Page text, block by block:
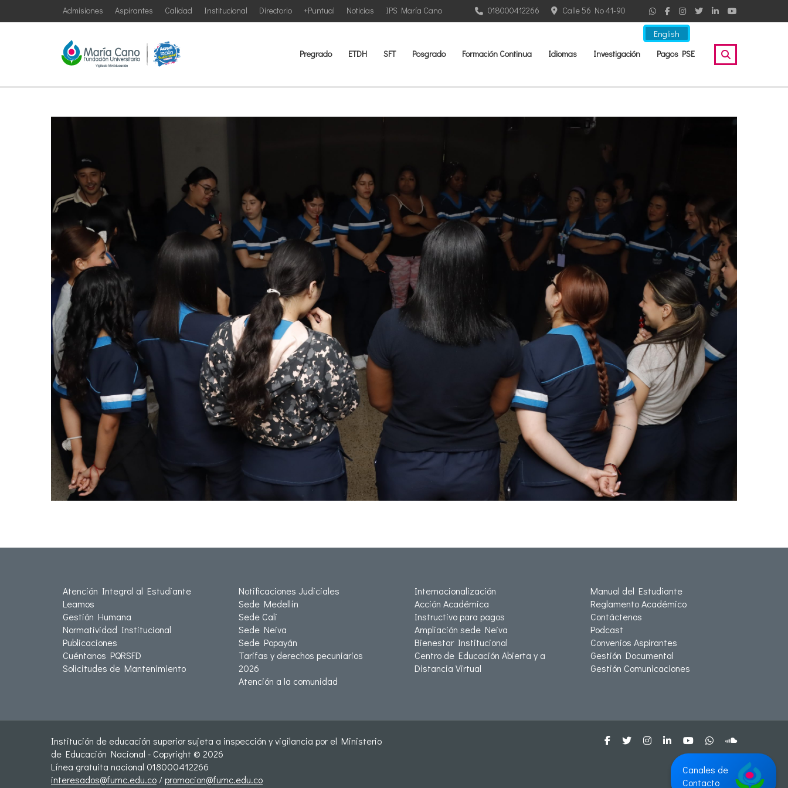
English
IPS María Cano
Noticias
+Puntual
Directorio
Institucional
Calidad
Aspirantes
Admisiones Calle 56 No 41-90
018000412266
Pregrado ETDH SFT Posgrado Formación Continua Idiomas Investigación Pagos PSE
Atención Integral al Estudiante
Leamos
Gestión Humana
Normatividad Institucional
Publicaciones
Cuéntanos PQRSFD
Solicitudes de Mantenimiento
Notificaciones Judiciales
Sede Medellín
Sede Cali
Sede Neiva
Sede Popayán
Tarifas y derechos pecuniarios
2026
Atención a la comunidad
Internacionalización
Acción Académica
Instructivo para pagos
Ampliación sede Neiva
Bienestar Institucional
Centro de Educación Abierta y a
Distancia Virtual
Manual del Estudiante
Reglamento Académico
Contáctenos
Podcast
Convenios Aspirantes
Gestión Documental
Gestión Comunicaciones
Institución de educación superior sujeta a inspección y vigilancia por el Ministerio
de Educación Nacional - Copyright © 2026
Línea gratuita nacional 018000412266
interesados@fumc.edu.co /promocion@fumc.edu.co
Canales de
Contacto